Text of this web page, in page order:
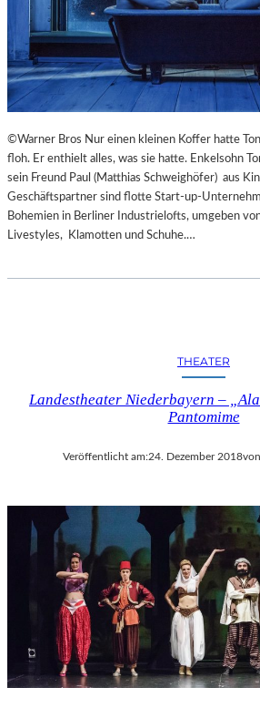
©Warner Bros Nur einen kleinen Koffer hatte
floh. Er enthielt alles, was sie hatte. Enkelsohn
sein Freund Paul (Matthias Schweighöfer) aus
Geschäftspartner sind flotte Start-up-
Bohemien in Berliner Industrielofts, umgeben
Livestyles, Klamotten und Schuhe.…
THEATER
Landestheater Niederbayern –
Pantomime
Veröffentlicht am:24. Dezember 2018von